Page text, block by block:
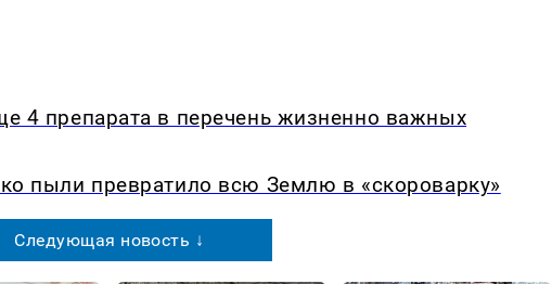
4 препарата в перечень жизненно важных
пыли превратило всю Землю в «скороварку»
Следующая новость ↓